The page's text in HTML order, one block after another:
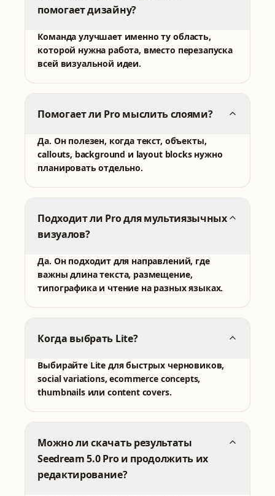
помогает дизайну?
Команда улучшает именно ту область,
которой нужна работа, вместо перезапуска
всей визуальной идеи.
Помогает ли Pro мыслить слоями?
Да. Он полезен, когда текст, объекты,
callouts, background и layout blocks нужно
планировать отдельно.
Подходит ли Pro для мультиязычных
визуалов?
Да. Он подходит для направлений, где
важны длина текста, размещение,
типографика и чтение на разных языках.
Когда выбрать Lite?
Выбирайте Lite для быстрых черновиков,
social variations, ecommerce concepts,
thumbnails или content covers.
Можно ли скачать результаты
Seedream 5.0 Pro и продолжить их
редактирование?
ВСЕ ИНСТРУМЕНТЫ
Выберите инструмент для генерации
Nano Banana 2
Быстрое редактирование и референсные сценарии